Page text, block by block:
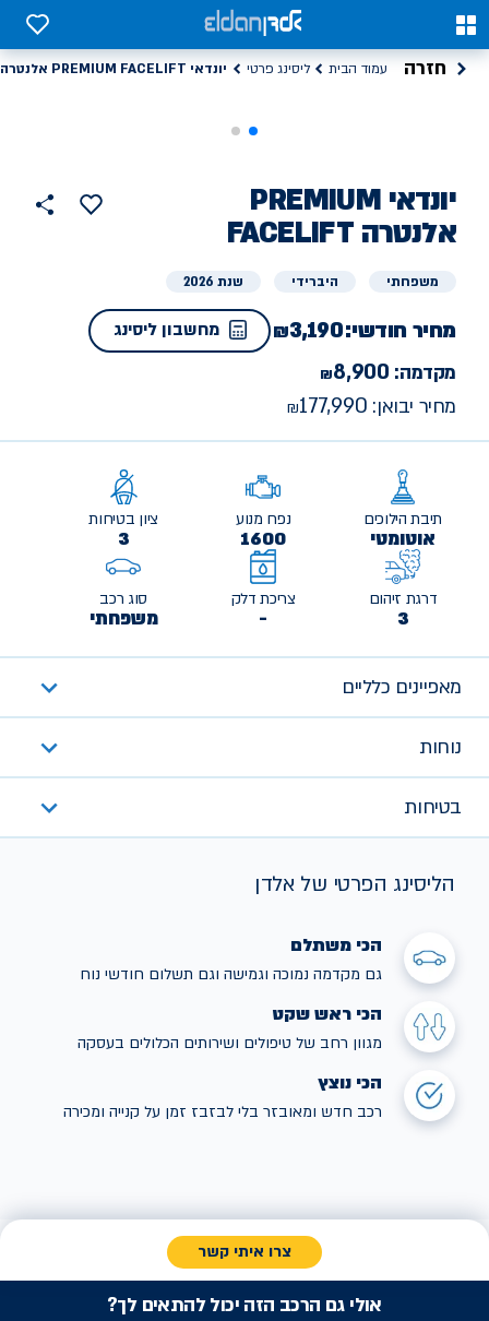
0
0
חזרה עמוד הבית ליסינג פרטי יונדאי PREMIUM FACELIFT אלנטרה
ליסינג
פרטי
יונדאי PREMIUM
FACELIFT אלנטרה
הוסף
למועדפים
משפחתי היברידי שנת 2026
מחיר חודשי:3,190 מחשבון ליסינג
מקדמה: 8,900
מחיר יבואן: 177,990
תיבת הילוכים
אוטומטי
נפח מנוע
1600
ציון בטיחות
3
דרגת זיהום
3
צריכת דלק
-
סוג רכב
משפחתי
מאפיינים כלליים
נוחות
בטיחות
הליסינג הפרטי של אלדן
הכי משתלם
גם מקדמה נמוכה וגמישה וגם תשלום חודשי נוח
הכי ראש שקט
מגוון רחב של טיפולים ושירותים הכלולים בעסקה
הכי נוצץ
רכב חדש ומאובזר בלי לבזבז זמן על קנייה ומכירה
צרו איתי קשר
אולי גם הרכב הזה יכול להתאים לך?